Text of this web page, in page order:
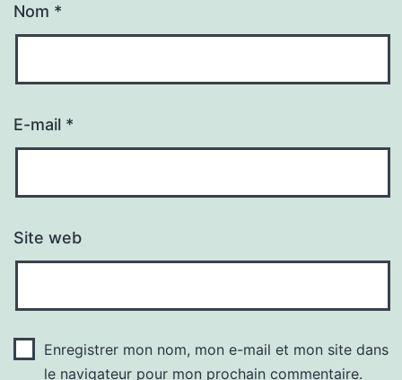
Nom *
E-mail *
Site web
Enregistrer mon nom, mon e-mail et mon site dans
le navigateur pour mon prochain commentaire.